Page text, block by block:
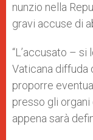
nunzio nella
gravi accuse di
“L’accusato – si
Vaticana diffuda
proporre
presso gli
appena sarà